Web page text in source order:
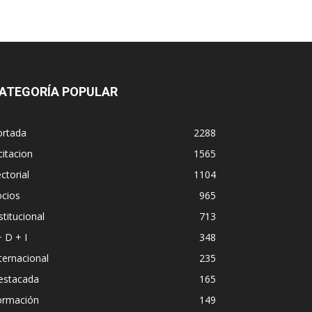
POPULAR
2288
1565
1104
965
713
D + I
348
235
165
149